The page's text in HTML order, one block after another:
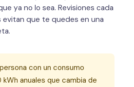
ya no lo sea. Revisiones cada
evitan que te quedes en una
con un consumo
anuales que cambia de